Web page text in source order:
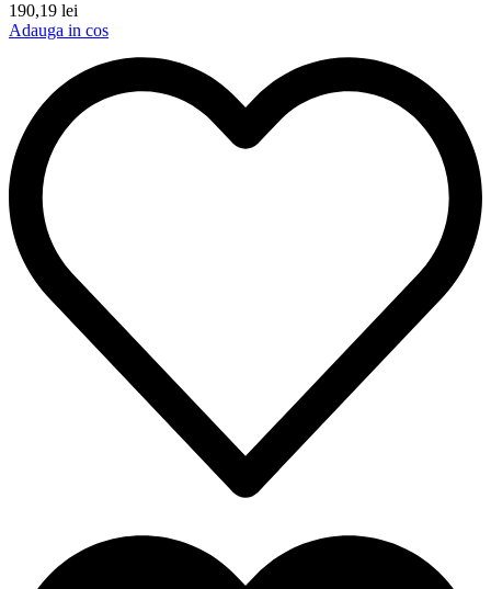
190,19 lei
Adauga in cos